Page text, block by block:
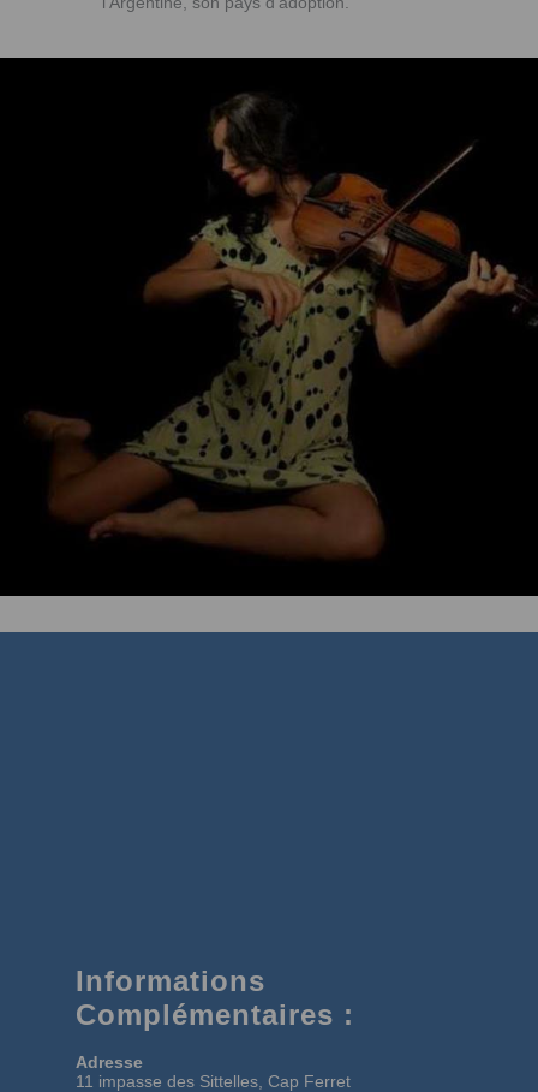
Informations
Complémentaires :
Adresse
11 impasse des Sittelles, Cap Ferret